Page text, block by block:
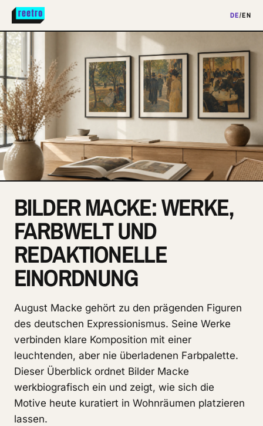
DE/EN
BILDER MACKE: WERKE,
FARBWELT UND
REDAKTIONELLE
EINORDNUNG
August Macke gehört zu den prägenden Figuren
des deutschen Expressionismus. Seine Werke
verbinden klare Komposition mit einer
leuchtenden, aber nie überladenen Farbpalette.
Dieser Überblick ordnet Bilder Macke
werkbiografisch ein und zeigt, wie sich die
Motive heute kuratiert in Wohnräumen platzieren
lassen.